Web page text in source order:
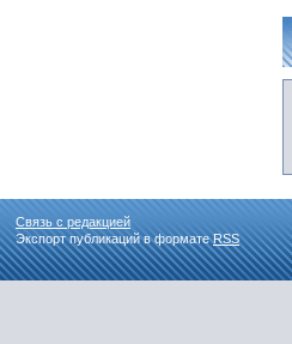
Связь с редакцией
Экспорт публикаций в форматеRSS